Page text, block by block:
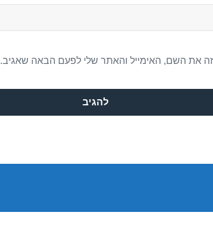
את השם, האימייל והאתר שלי לפעם הבאה שאגיב.